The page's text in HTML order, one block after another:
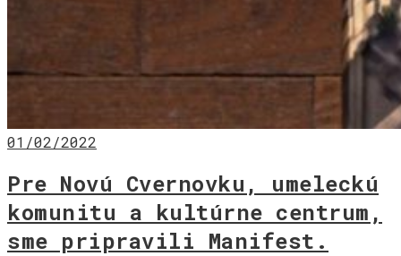
01/02/2022
Pre Novú Cvernovku, umeleckú
komunitu a kultúrne centrum,
sme pripravili Manifest.